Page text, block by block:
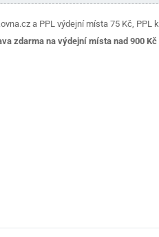
a PPL výdejní místa 75 Kč, PPL
zdarma na výdejní místa nad 900 Kč